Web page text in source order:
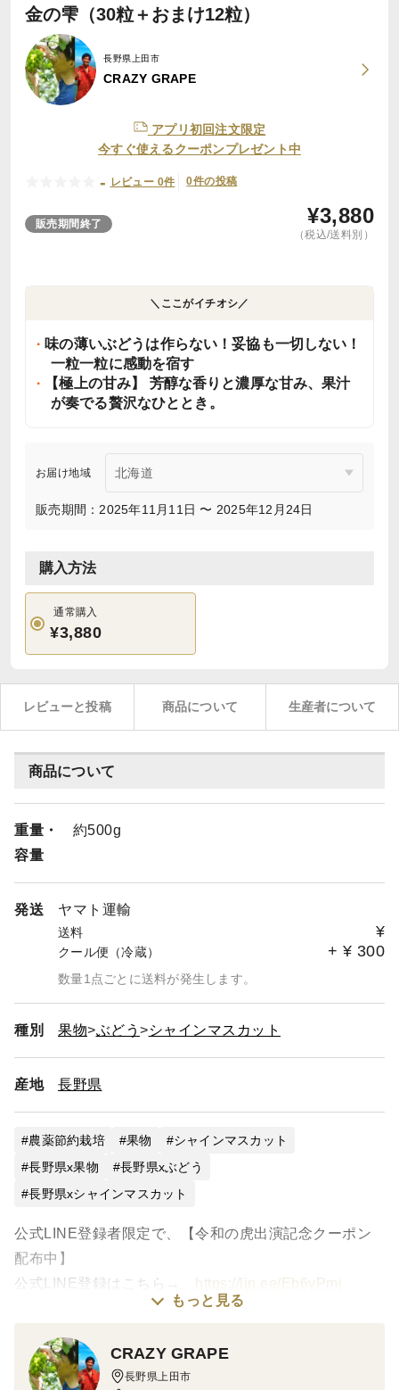
金の雫（30粒＋おまけ12粒）
長野県上田市
CRAZY GRAPE
アプリ初回注文限定
今すぐ使えるクーポンプレゼント中
- レビュー 0件 0件の投稿
販売期間終了 ¥3,880
（税込/送料別）
＼ここがイチオシ／
味の薄いぶどうは作らない！妥協も一切しない！
一粒一粒に感動を宿す
【極上の甘み】 芳醇な香りと濃厚な甘み、果汁
が奏でる贅沢なひととき。
お届け地域
販売期間：2025年11月11日 〜 2025年12月24日
購入方法
通常購入
¥3,880
レビューと投稿 商品について 生産者について
商品について
重量・
容量
約500g
発送 ヤマト運輸
送料 ¥
クール便（冷蔵） + ¥ 300
数量1点ごとに送料が発生します。
種別 果物 ぶどう シャインマスカット
産地 長野県
農薬節約栽培 果物
シャインマスカット
長野県x果物
長野県xぶどう
長野県xシャインマスカット
公式LINE登録者限定で、【令和の虎出演記念クーポン
配布中】
公式LINE登録はこちら→
https://lin.ee/Eb6yPmj
※公式LINE登録時にお送りするクーポンコードを購入
※本年は自然環境の影響（雹・猛暑）により、房での販
もっと見る
CRAZY GRAPE
長野県上田市